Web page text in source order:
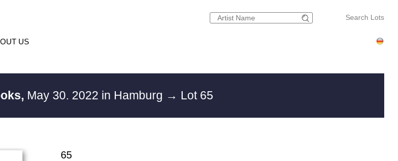
Search Lots
US
May 30. 2022 in Hamburg → Lot 65
65